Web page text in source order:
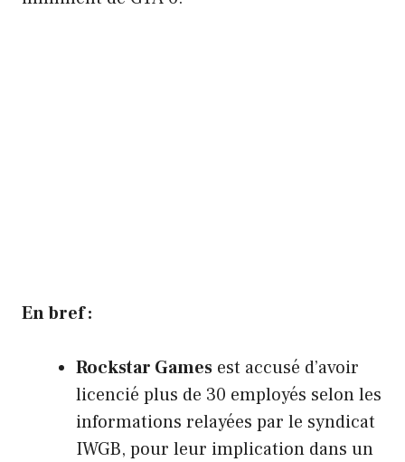
En bref :
Rockstar Games est accusé d’avoir
licencié plus de 30 employés selon les
informations relayées par le syndicat
IWGB, pour leur implication dans un